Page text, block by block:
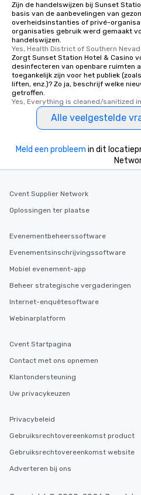
Zijn de handelswijzen bij Sunset
basis van de aanbevelingen van
overheidsinstanties of privé-
organisaties gebruik werd gemaakt
handelswijzen.
Yes, Health District of Southern
Zorgt Sunset Station Hotel & Casino
desinfecteren van openbare ruimten
toegankelijk zijn voor het publiek
liften, enz.)? Zo ja, beschrijf welke
getroffen.
Yes, Everything is cleaned/sanitized
Alle veelgestelde
Meld een probleem in dit
Cvent Supplier Network
Oplossingen ter plaatse
Evenementbeheerssoftware
Evenementsinschrijvingssoftware
Mobiel evenement-app
Beheer strategische vergaderingen
Internet-enquêtesoftware
Webinarplatform
Cvent Startpagina
Contact met ons opnemen
Klantondersteuning
Uw privacykeuzen
Privacybeleid
Gebruiksrechtovereenkomst product
Gebruiksrechtovereenkomst website
Adverteren bij ons